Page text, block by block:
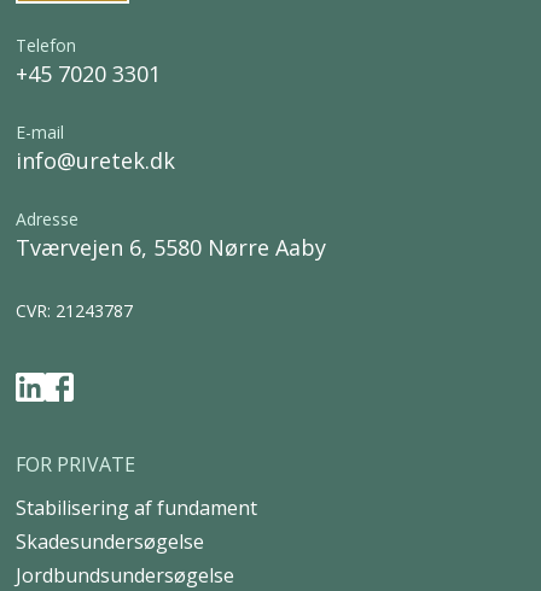
Telefon
+45 7020 3301
E-mail
info@uretek.dk
Adresse
Tværvejen 6, 5580 Nørre Aaby
CVR: 21243787
FOR PRIVATE
Stabilisering af fundament
Skadesundersøgelse
Jordbundsundersøgelse